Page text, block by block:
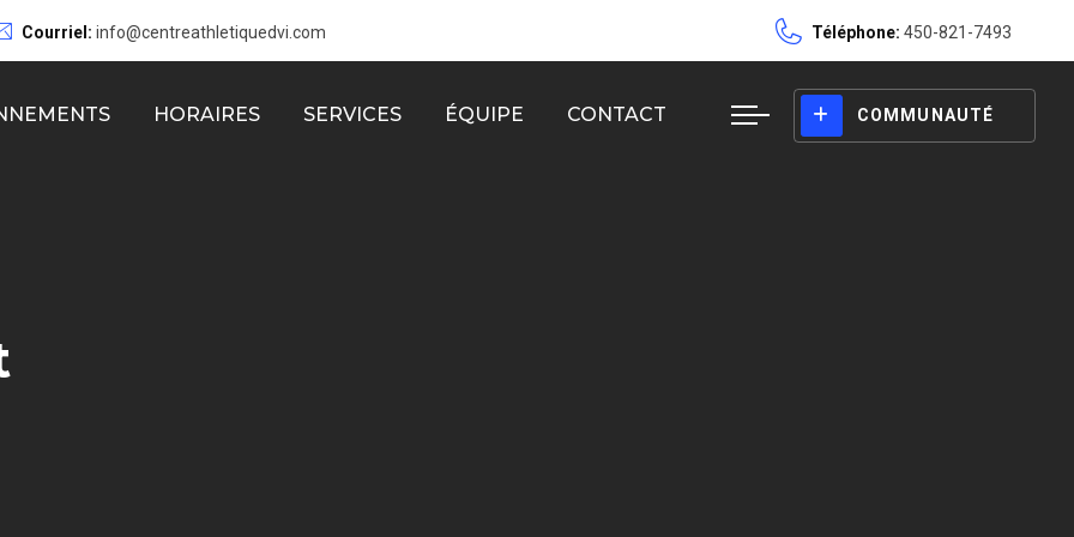
Courriel: info@centreathletiquedvi.com Téléphone: 450-821-7493
HORAIRES SERVICES ÉQUIPE CONTACT COMMUNAUTÉ